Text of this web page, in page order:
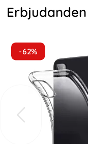
över
Erbjudanden
Erbjudanden
-62%